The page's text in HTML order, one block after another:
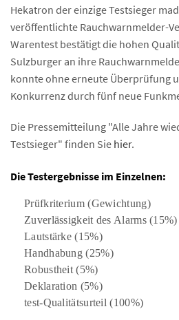
Hekatron der einzige Testsieger
veröffentlichte Rauchwarnmelder-
Warentest bestätigt die hohen
Sulzburger an ihre
konnte ohne erneute Überprüfung
Konkurrenz durch fünf neue
Die Pressemitteilung "Alle Jahre
Testsieger" finden Sie hier.
Die Testergebnisse im Einzelnen:
Prüfkriterium (Gewichtung)
Zuverlässigkeit des Alarms (15%)
Lautstärke (15%)
Handhabung (25%)
Robustheit (5%)
Deklaration (5%)
test-Qualitätsurteil (100%)